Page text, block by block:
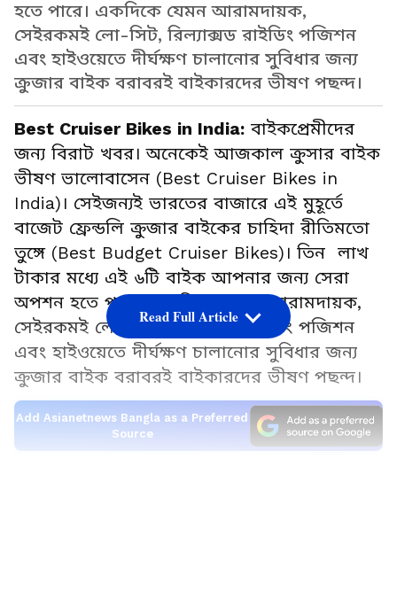
হতে পারে। একদিকে যেমন আরামদায়ক,
সেইরকমই লো-সিট, রিল্যাক্সড রাইডিং পজিশন
এবং হাইওয়েতে দীর্ঘক্ষণ চালানোর সুবিধার জন্য
ক্রুজার বাইক বরাবরই বাইকারদের ভীষণ পছন্দ।
Best Cruiser Bikes in India: বাইকপ্রেমীদের
জন্য বিরাট খবর। অনেকেই আজকাল ক্রুসার বাইক
ভীষণ ভালোবাসেন (Best Cruiser Bikes in
India)। সেইজন্যই ভারতের বাজারে এই মুহূর্তে
বাজেট ফ্রেন্ডলি ক্রুজার বাইকের চাহিদা রীতিমতো
তুঙ্গে (Best Budget Cruiser Bikes)। তিন লাখ
টাকার মধ্যে এই ৬টি বাইক আপনার জন্য সেরা
অপশন হতে পারে। একদিকে যেমন আরামদায়ক,
সেইরকমই লো-সিট, রিল্যাক্সড রাইডিং পজিশন
এবং হাইওয়েতে দীর্ঘক্ষণ চালানোর সুবিধার জন্য
ক্রুজার বাইক বরাবরই বাইকারদের ভীষণ পছন্দ।
Add Asianetnews Bangla as a Preferred
Source
Read Full Article